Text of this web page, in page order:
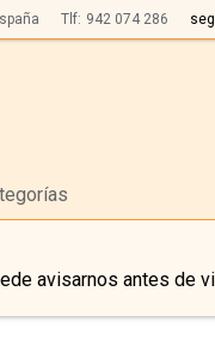
Tlf: 942 074 286
avisarnos antes de